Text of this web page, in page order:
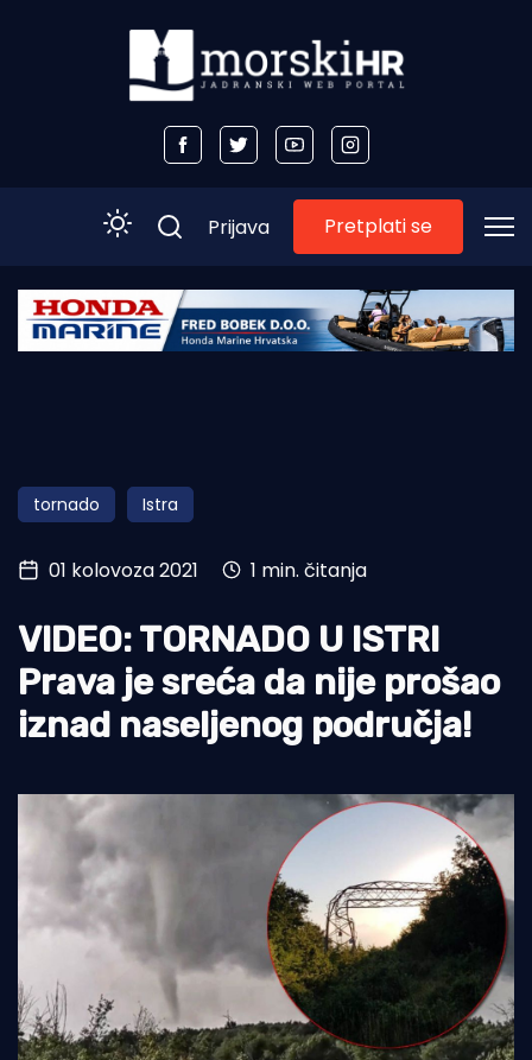
Početna
Obala
Otoci
Turizam i nautika
Pomorstvo
Ribolov
Ekologija
Prijava Pretplati se
tornado Istra
01 kolovoza 2021 1 min. čitanja
VIDEO: TORNADO U ISTRI
Prava je sreća da nije prošao
iznad naseljenog područja!